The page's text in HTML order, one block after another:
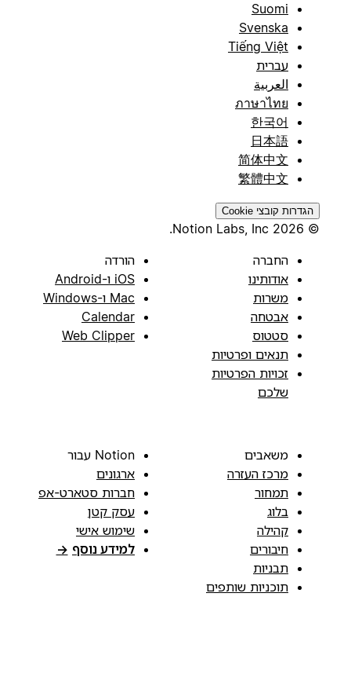
Suomi
Svenska
Tiếng Việt
עברית
العربية
ภาษาไทย
한국어
日本語
简体中文
繁體中文
הגדרות קובצי Cookie
החברה
אודותינו
משרות
אבטחה
סטטוס
תנאים ופרטיות
זכויות הפרטיות
שלכם
הורדה
iOS ו-Android
Mac ו-Windows
Calendar
Web Clipper
משאבים
מרכז העזרה
תמחור
בלוג
קהילה
חיבורים
תבניות
תוכניות שותפים
Notion עבור
ארגונים
חברות סטארט-אפ
עסק קטן
שימוש אישי
למידע נוסף →